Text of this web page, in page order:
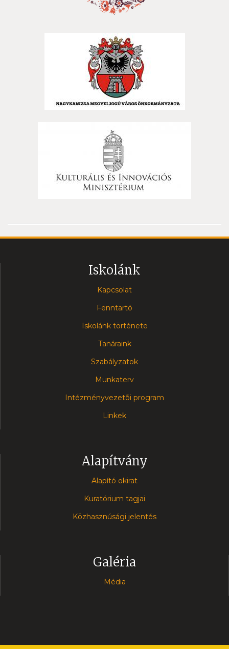
Iskolánk
Kapcsolat
Fenntartó
Iskolánk története
Tanáraink
Szabályzatok
Munkaterv
Intézményvezetõi program
Linkek
Alapítvány
Alapító okirat
Kuratórium tagjai
Közhasznúsági jelentés
Galéria
Média